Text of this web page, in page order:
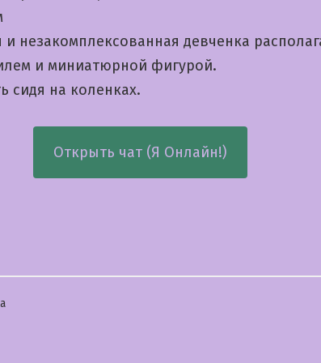
и незакомплексованная девченка
и миниатюрной фигурой.
сидя на коленках.
Открыть чат (Я Онлайн!)